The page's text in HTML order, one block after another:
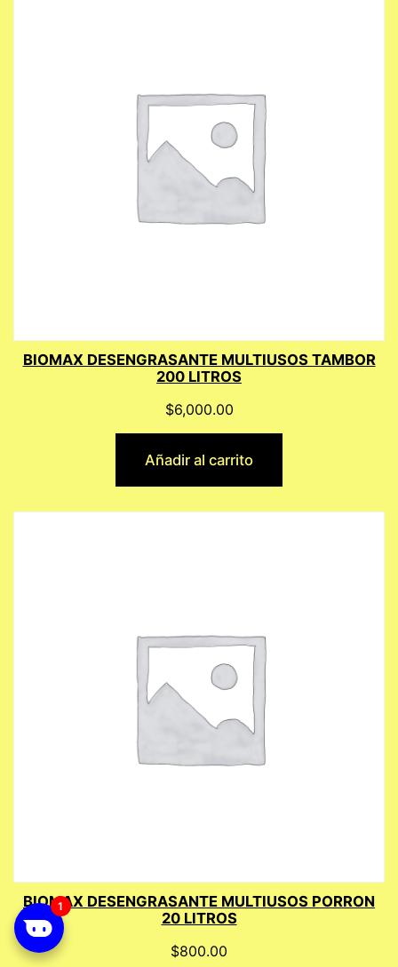
BIOMAX DESENGRASANTE MULTIUSOS TAMBOR
200 LITROS
$6,000.00
Añadir al carrito
BIOMAX DESENGRASANTE MULTIUSOS PORRON
20 LITROS
$800.00